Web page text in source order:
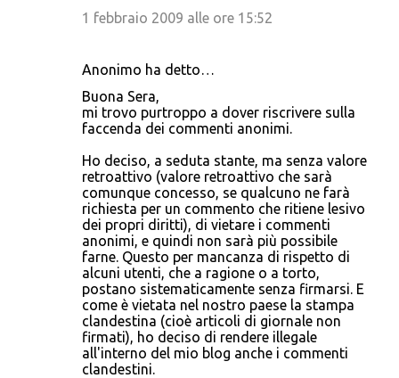
1 febbraio 2009 alle ore 15:52
Anonimo ha detto…
Buona Sera,
mi trovo purtroppo a dover riscrivere sulla
faccenda dei commenti anonimi.
Ho deciso, a seduta stante, ma senza valore
retroattivo (valore retroattivo che sarà
comunque concesso, se qualcuno ne farà
richiesta per un commento che ritiene lesivo
dei propri diritti), di vietare i commenti
anonimi, e quindi non sarà più possibile
farne. Questo per mancanza di rispetto di
alcuni utenti, che a ragione o a torto,
postano sistematicamente senza firmarsi. E
come è vietata nel nostro paese la stampa
clandestina (cioè articoli di giornale non
firmati), ho deciso di rendere illegale
all'interno del mio blog anche i commenti
clandestini.